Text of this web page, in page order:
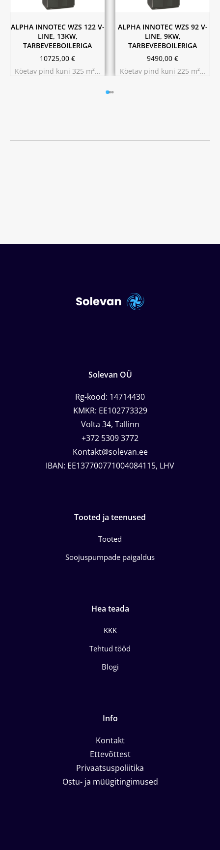
ALPHA INNOTEC WZS 122 V-
LINE, 13KW,
TARBEVEEBOILERIGA
10725,00 €
Köetav pind kuni 325 m²…
ALPHA INNOTEC WZS 92 V-
LINE, 9KW,
TARBEVEEBOILERIGA
9490,00 €
Köetav pind kuni 225 m²…
Solevan OÜ
Rg-kood: 14714430
KMKR: EE102773329
Volta 34, Tallinn
+372 5309 3772
Kontakt@solevan.ee
IBAN: EE137700771004084115, LHV
Tooted ja teenused
Tooted
Soojuspumpade paigaldus
Hea teada
KKK
Tehtud tööd
Blogi
Info
Kontakt
Ettevõttest
Privaatsuspoliitika
Ostu- ja müügitingimused